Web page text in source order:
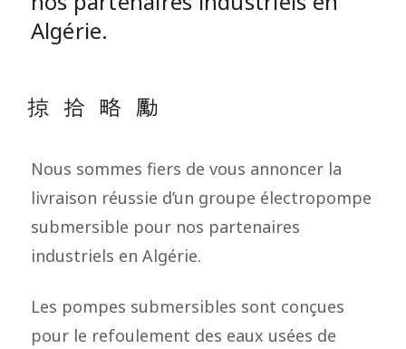
Algérie.
Nous sommes fiers de vous annoncer la
livraison réussie d’un groupe électropompe
submersible pour nos partenaires
industriels en Algérie.
Les pompes submersibles sont conçues
pour le refoulement des eaux usées de